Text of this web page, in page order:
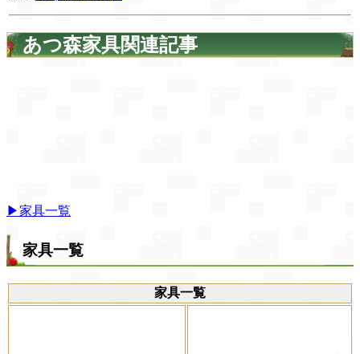
あつ森家具関連記事
▶家具一覧
家具一覧
家具一覧